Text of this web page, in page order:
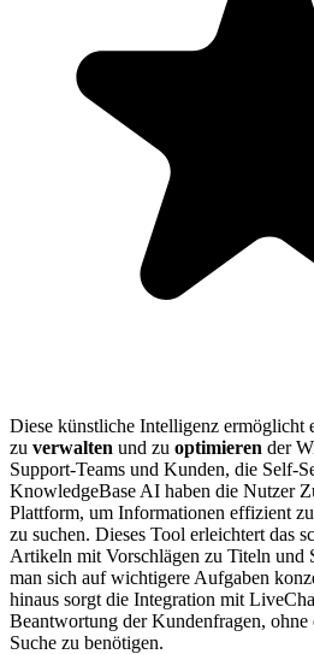
Diese künstliche Intelligenz ermöglicht
zu verwalten und zu optimieren der
Support-Teams und Kunden, die Self-
KnowledgeBase AI haben die Nutzer
Plattform, um Informationen effizient
zu suchen. Dieses Tool erleichtert das
Artikeln mit Vorschlägen zu Titeln und
man sich auf wichtigere Aufgaben
hinaus sorgt die Integration mit
Beantwortung der Kundenfragen,
Suche zu benötigen.